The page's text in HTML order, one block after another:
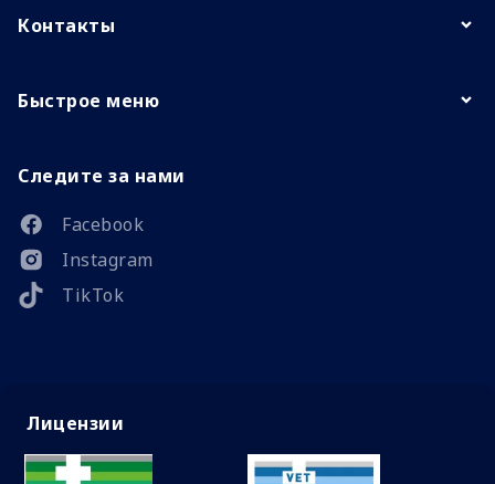
Контакты
Быстрое меню
Следите за нами
Facebook
Instagram
TikTok
Лицензии